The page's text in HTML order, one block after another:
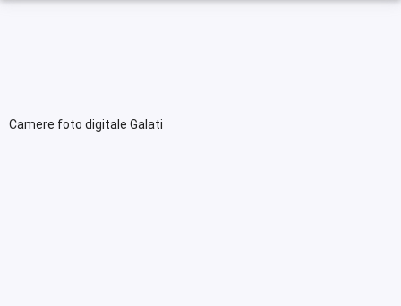
Camere foto digitale Galati